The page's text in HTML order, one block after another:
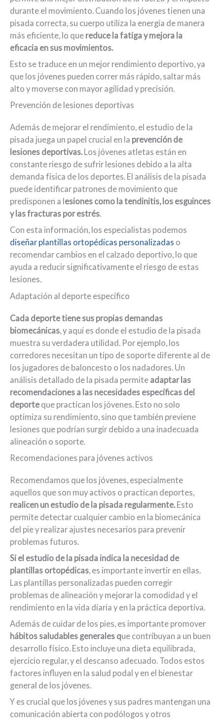
durante el movimiento. Cuando los jóvenes tienen una
pisada correcta, su cuerpo utiliza la energía de manera
más eficiente, lo que reduce la fatiga y mejora la
eficacia en sus movimientos.
Esto se traduce en un mejor rendimiento deportivo, ya
que los jóvenes pueden correr más rápido, saltar más
alto y moverse con mayor agilidad y precisión.
Prevención de lesiones deportivas
Además de mejorar el rendimiento, el estudio de la
pisada juega un papel crucial en la prevención de
lesiones deportivas.Los jóvenes atletas están en
constante riesgo de sufrir lesiones debido a la alta
demanda física de los deportes. El análisis de la pisada
puede identificar patrones de movimiento que
predisponen a lesiones como la tendinitis, los esguinces
y las fracturas por estrés.
Con esta información, los especialistas podemos
diseñar plantillas ortopédicas personalizadas o
recomendar cambios en el calzado deportivo, lo que
ayuda a reducir significativamente el riesgo de estas
lesiones.
Adaptación al deporte específico
Cada deporte tiene sus propias demandas
biomecánicas , y aquí es donde el estudio de la pisada
muestra su verdadera utilidad. Por ejemplo, los
corredores necesitan un tipo de soporte diferente al de
los jugadores de baloncesto o los nadadores. Un
análisis detallado de la pisada permite adaptar las
recomendaciones a las necesidades específicas del
deporte que practican los jóvenes. Esto no solo
optimiza su rendimiento, sino que también previene
lesiones que podrían surgir debido a una inadecuada
alineación o soporte.
Recomendaciones para jóvenes activos
Recomendamos que los jóvenes, especialmente
aquellos que son muy activos o practican deportes,
realicen un estudio de la pisada regularmente. Esto
permite detectar cualquier cambio en la biomecánica
del pie y realizar ajustes necesarios para prevenir
problemas futuros.
Si el estudio de la pisada indica la necesidad de
plantillas ortopédicas, es importante invertir en ellas.
Las plantillas personalizadas pueden corregir
problemas de alineación y mejorar la comodidad y el
rendimiento en la vida diaria y en la práctica deportiva.
Además de cuidar de los pies, es importante promover
hábitos saludables generales que contribuyan a un buen
desarrollo físico. Esto incluye una dieta equilibrada,
ejercicio regular, y el descanso adecuado. Todos estos
factores influyen en la salud podal y en el bienestar
general de los jóvenes.
Y es crucial que los jóvenes y sus padres mantengan una
comunicación abierta con podólogos y otros